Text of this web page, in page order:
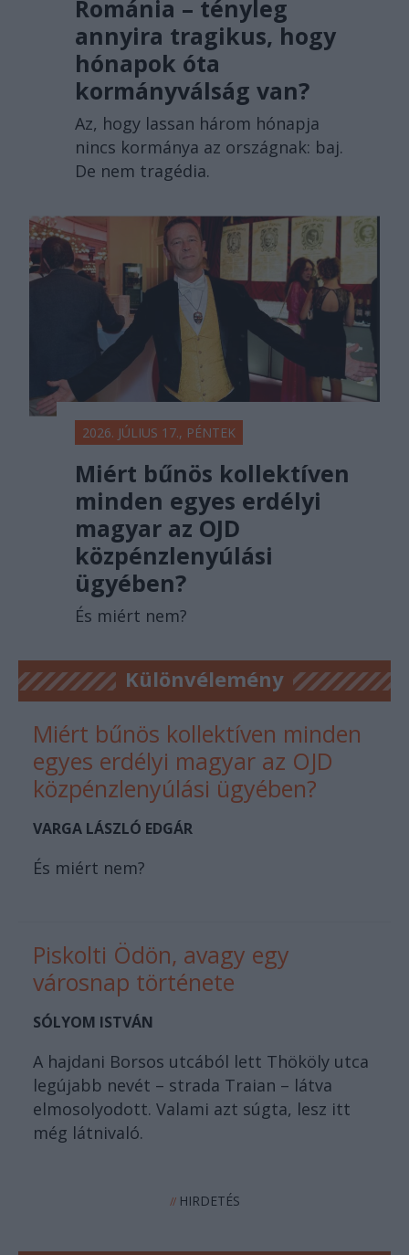
Románia – tényleg
annyira tragikus, hogy
hónapok óta
kormányválság van?
Az, hogy lassan három hónapja
nincs kormánya az országnak: baj.
De nem tragédia.
2026. JÚLIUS 17., PÉNTEK
Miért bűnös kollektíven
minden egyes erdélyi
magyar az OJD
közpénzlenyúlási
ügyében?
És miért nem?
Különvélemény
Miért bűnös kollektíven minden
egyes erdélyi magyar az OJD
közpénzlenyúlási ügyében?
VARGA LÁSZLÓ EDGÁR
És miért nem?
Piskolti Ödön, avagy egy
városnap története
SÓLYOM ISTVÁN
A hajdani Borsos utcából lett Thököly utca
legújabb nevét – strada Traian – látva
elmosolyodott. Valami azt súgta, lesz itt
még látnivaló.
//HIRDETÉS